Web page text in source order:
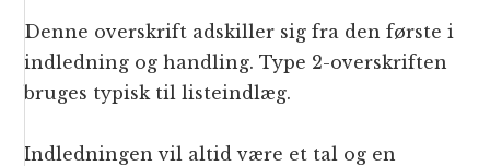
Denne overskrift adskiller sig fra den første i
indledning og handling. Type 2-overskriften
bruges typisk til listeindlæg.
Indledningen vil altid være et tal og en